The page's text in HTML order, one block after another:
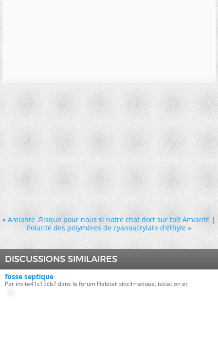
« Amiante .Risque pour nous si notre chat dort sur toit Amianté|
Polarité des polymères de cyanoacrylate d'éthyle »
DISCUSSIONS SIMILAIRES
fosse septique
Par invite41c15cb7 dans le forum Habitat bioclimatique, isolation et
chauffage
14h08
Conséquence du rejet 5kg de sucre par mois dans une fosse
septique?